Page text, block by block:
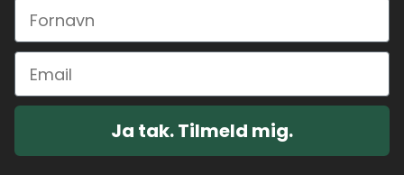
Ja tak. Tilmeld mig.